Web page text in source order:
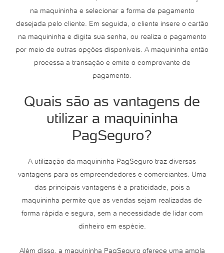
na maquininha e selecionar a forma de pagamento
desejada pelo cliente. Em seguida, o cliente insere o cartão
na maquininha e digita sua senha, ou realiza o pagamento
por meio de outras opções disponíveis. A maquininha então
processa a transação e emite o comprovante de
pagamento.
Quais são as vantagens de
utilizar a maquininha
PagSeguro?
A utilização da maquininha PagSeguro traz diversas
vantagens para os empreendedores e comerciantes. Uma
das principais vantagens é a praticidade, pois a
maquininha permite que as vendas sejam realizadas de
forma rápida e segura, sem a necessidade de lidar com
dinheiro em espécie.
Além disso, a maquininha PagSeguro oferece uma ampla